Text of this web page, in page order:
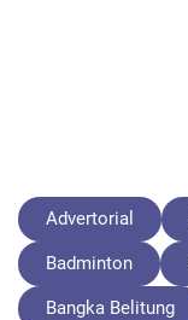
Advertorial
Badminton
Bangka Belitung